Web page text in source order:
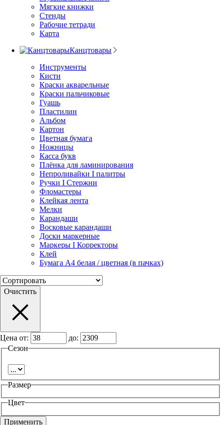
Мягкие книжки
Стенды
Рабочие тетради
Карта
Канцтовары
Инструменты
Кисти
Краски акварельные
Краски пальчиковые
Гуашь
Пластилин
Альбом
Картон
Цветная бумага
Ножницы
Касса букв
Плёнка для ламинирования
Непроливайки I палитры
Ручки I Стержни
Фломастеры
Клейкая лента
Мелки
Карандаши
Восковые карандаши
Доски маркерные
Маркеры I Корректоры
Клей
Бумага А4 белая / цветная (в пачках)
Очистить
Цена от:
до:
Сезон
Размер
Цвет